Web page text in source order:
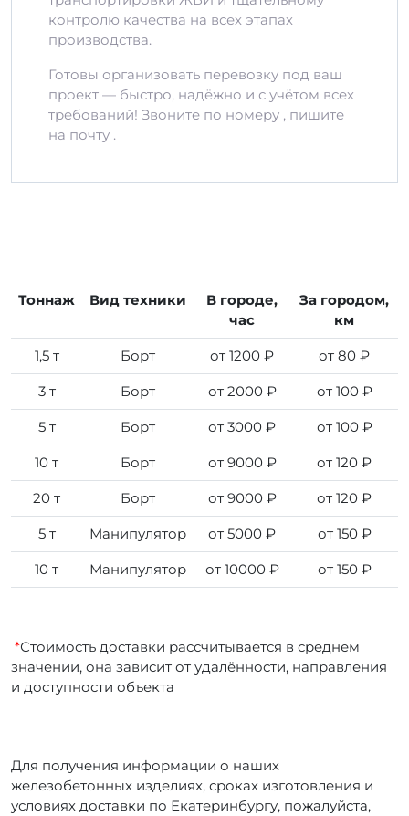
контролю качества на всех этапах
производства.
Готовы организовать перевозку под ваш
проект — быстро, надёжно и с учётом всех
требований! Звоните по номеру , пишите
на почту .
Тоннаж Вид техники
В городе,
час
За городом,
км
1,5 т Борт от 1200 ₽ от 80 ₽
3 т Борт от 2000 ₽ от 100 ₽
5 т Борт от 3000 ₽ от 100 ₽
10 т Борт от 9000 ₽ от 120 ₽
20 т Борт от 9000 ₽ от 120 ₽
5 т Манипулятор от 5000 ₽ от 150 ₽
10 т Манипулятор от 10000 ₽ от 150 ₽
*Стоимость доставки рассчитывается в среднем
значении, она зависит от удалённости, направления
и доступности объекта
Для получения информации о наших
железобетонных изделиях, сроках изготовления и
условиях доставки по Екатеринбургу, пожалуйста,